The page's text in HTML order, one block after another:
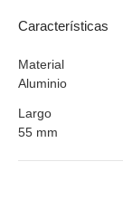
Características
Material
Aluminio
Largo
55 mm